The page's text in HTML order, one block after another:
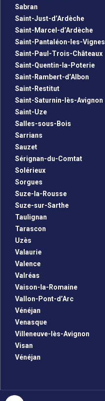
Sabran
Saint-Just-d’Ardèche
Saint-Marcel-d’Ardèche
Saint-Pantaléon-les-Vignes
Saint-Paul-Trois-Châteaux
Saint-Quentin-la-Poterie
Saint-Rambert-d’Albon
Saint-Restitut
Saint-Saturnin-lès-Avignon
Saint-Uze
Salles-sous-Bois
Sarrians
Sauzet
Sérignan-du-Comtat
Solérieux
Sorgues
Suze-la-Rousse
Suze-sur-Sarthe
Taulignan
Tarascon
Uzès
Valaurie
Valence
Valréas
Vaison-la-Romaine
Vallon-Pont-d’Arc
Vénéjan
Venasque
Villeneuve-lès-Avignon
Visan
Vénéjan